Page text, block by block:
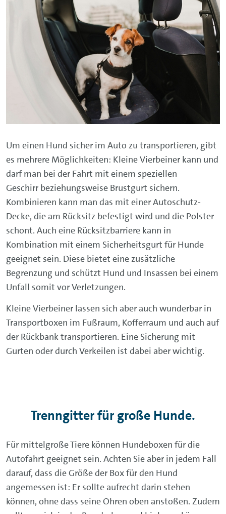
Um einen Hund sicher im Auto zu transportieren, gibt
es mehrere Möglichkeiten: Kleine Vierbeiner kann und
darf man bei der Fahrt mit einem speziellen
Geschirr beziehungsweise Brustgurt sichern.
Kombinieren kann man das mit einer Autoschutz-
Decke, die am Rücksitz befestigt wird und die Polster
schont. Auch eine Rücksitzbarriere kann in
Kombination mit einem Sicherheitsgurt für Hunde
geeignet sein. Diese bietet eine zusätzliche
Begrenzung und schützt Hund und Insassen bei einem
Unfall somit vor Verletzungen.
Kleine Vierbeiner lassen sich aber auch wunderbar in
Transportboxen im Fußraum, Kofferraum und auch auf
der Rückbank transportieren. Eine Sicherung mit
Gurten oder durch Verkeilen ist dabei aber wichtig.
Trenngitter für große Hunde.
Für mittelgroße Tiere können Hundeboxen für die
Autofahrt geeignet sein. Achten Sie aber in jedem Fall
darauf, dass die Größe der Box für den Hund
angemessen ist: Er sollte aufrecht darin stehen
können, ohne dass seine Ohren oben anstoßen. Zudem